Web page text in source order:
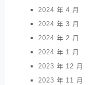
2024 年 4 月
2024 年 3 月
2024 年 2 月
2024 年 1 月
2023 年 12 月
2023 年 11 月